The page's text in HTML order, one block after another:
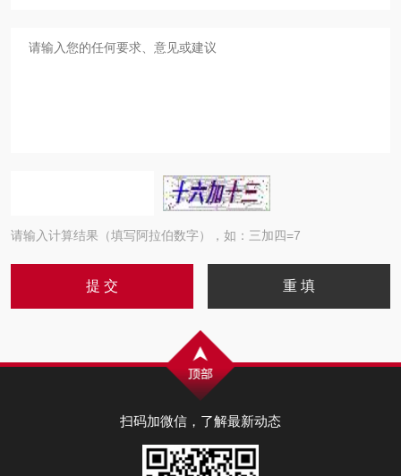
请输入计算结果（填写阿拉伯数字），如：三加四=7
扫码加微信，了解最新动态